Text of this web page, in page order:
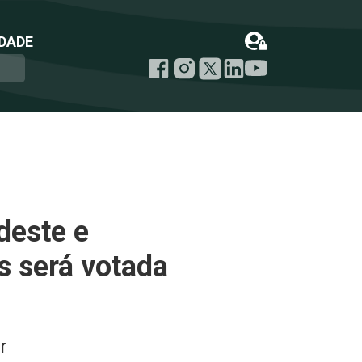
e
será votada